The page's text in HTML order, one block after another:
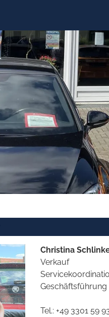
Christina
Verkauf
Geschäftsführung
Tel.: +49 3301 59